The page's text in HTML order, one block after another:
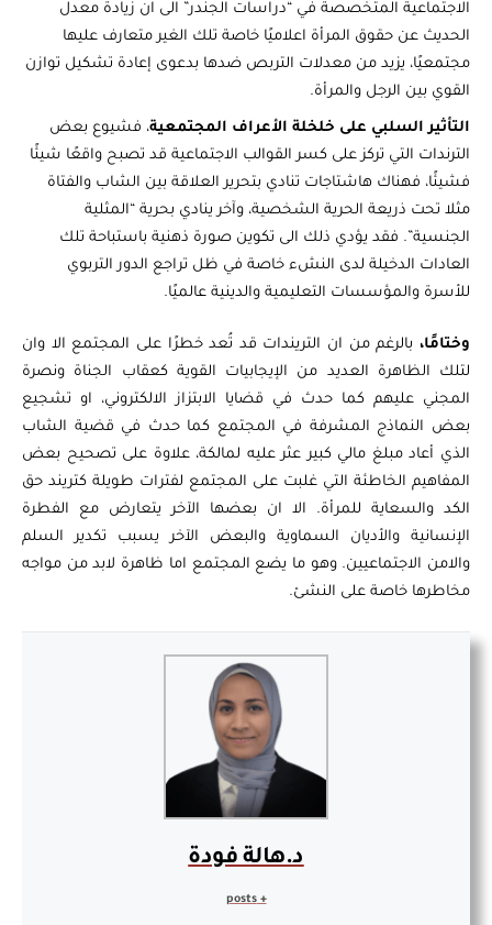
الاجتماعية المتخصصة في “دراسات الجندر” الى ان زيادة معدل
الحديث عن حقوق المرأة اعلاميًا خاصة تلك الغير متعارف عليها
مجتمعيًا، يزيد من معدلات التربص ضدها بدعوى إعادة تشكيل توازن
القوي بين الرجل والمرأة.
التأثير السلبي على خلخلة الأعراف المجتمعية، فشيوع بعض
الترندات التي تركز على كسر القوالب الاجتماعية قد تصبح واقعًا شيئًا
فشيئًا، فهناك هاشتاجات تنادي بتحرير العلاقة بين الشاب والفتاة
مثلا تحت ذريعة الحرية الشخصية، وآخر ينادي بحرية “المثلية
الجنسية”. فقد يؤدي ذلك الى تكوين صورة ذهنية باستباحة تلك
العادات الدخيلة لدى النشء خاصة في ظل تراجع الدور التربوي
للأسرة والمؤسسات التعليمية والدينية عالميًا.
وختامًا،بالرغم من ان التريندات قد تُعد خطرًا على المجتمع الا وان
لتلك الظاهرة العديد من الإيجابيات القوية كعقاب الجناة ونصرة
المجني عليهم كما حدث في قضايا الابتزاز الالكتروني، او تشجيع
بعض النماذج المشرفة في المجتمع كما حدث في قضية الشاب
الذي أعاد مبلغ مالي كبير عثر عليه لمالكة، علاوة على تصحيح بعض
المفاهيم الخاطئة التي غلبت على المجتمع لفترات طويلة كتريند حق
الكد والسعاية للمرأة. الا ان بعضها الآخر يتعارض مع الفطرة
الإنسانية والأديان السماوية والبعض الآخر يسبب تكدير السلم
والامن الاجتماعيين. وهو ما يضع المجتمع اما ظاهرة لابد من مواجه
مخاطرها خاصة على النشئ.
د.هالة فودة